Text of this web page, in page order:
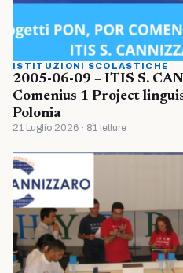
ISTITUZIONI SCOLASTICHE
2005-06-09 – ITIS S.
Comenius 1 Project
Polonia
21 Luglio 2026 · 81 letture